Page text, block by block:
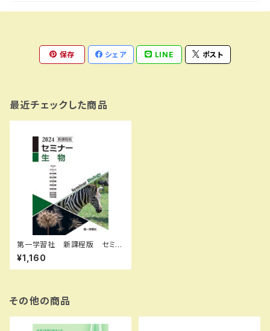
保存 シェア LINE ポスト
最近チェックした商品
第一学習社 新課程版 セミナ
ー生物 2024年度版 新品
問題集本体のみ 別冊解答な
し ISBN：9784804047324
¥1,160
その他の商品